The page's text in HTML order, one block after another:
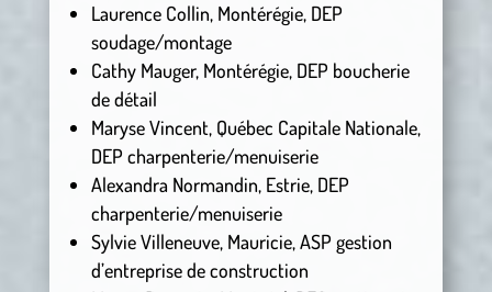
Laurence Collin, Montérégie, DEP
soudage/montage
Cathy Mauger, Montérégie, DEP boucherie
de détail
Maryse Vincent, Québec Capitale Nationale,
DEP charpenterie/menuiserie
Alexandra Normandin, Estrie, DEP
charpenterie/menuiserie
Sylvie Villeneuve, Mauricie, ASP gestion
d’entreprise de construction